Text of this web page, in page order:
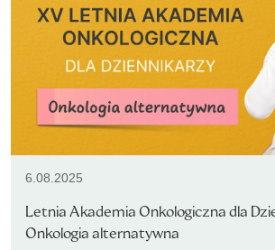
6.08.2025
Letnia Akademia Onkologiczna dla
Onkologia alternatywna